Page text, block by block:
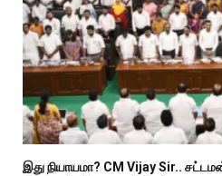
இது நியாயமா? CM Vijay Sir..